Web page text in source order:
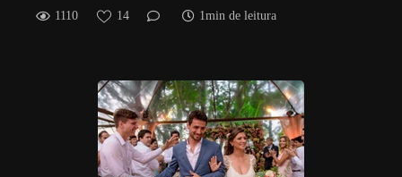
1110 14 1min de leitura